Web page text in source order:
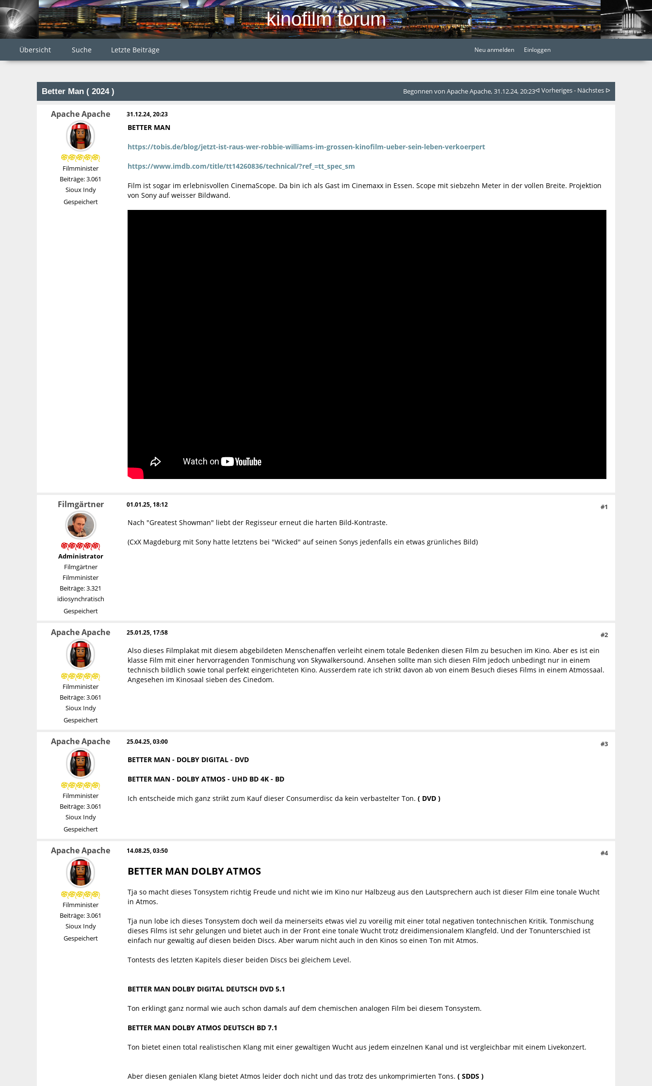
kinofilm forum
Übersicht Suche Letzte Beiträge Neu anmelden Einloggen
Better Man ( 2024 ) Begonnen von Apache Apache, 31.12.24, 20:23ᐊ Vorheriges- Nächstes ᐅ
Apache Apache
Filmminister
Beiträge: 3.061
Sioux Indy
Gespeichert
31.12.24, 20:23
BETTER MAN
https://tobis.de/blog/jetzt-ist-raus-wer-robbie-williams-im-grossen-kinofilm-ueber-sein-leben-verkoerpert
https://www.imdb.com/title/tt14260836/technical/?ref_=tt_spec_sm
Film ist sogar im erlebnisvollen CinemaScope. Da bin ich als Gast im Cinemaxx in Essen. Scope mit siebzehn Meter in der vollen Breite. Projektion
von Sony auf weisser Bildwand.
Filmgärtner
Administrator
Filmgärtner
Filmminister
Beiträge: 3.321
idiosynchratisch
Gespeichert
01.01.25, 18:12 #1
Nach "Greatest Showman" liebt der Regisseur erneut die harten Bild-Kontraste.
(CxX Magdeburg mit Sony hatte letztens bei "Wicked" auf seinen Sonys jedenfalls ein etwas grünliches Bild)
Apache Apache
Filmminister
Beiträge: 3.061
Sioux Indy
Gespeichert
25.01.25, 17:58 #2
Also dieses Filmplakat mit diesem abgebildeten Menschenaffen verleiht einem totale Bedenken diesen Film zu besuchen im Kino. Aber es ist ein
klasse Film mit einer hervorragenden Tonmischung von Skywalkersound. Ansehen sollte man sich diesen Film jedoch unbedingt nur in einem
technisch bildlich sowie tonal perfekt eingerichteten Kino. Ausserdem rate ich strikt davon ab von einem Besuch dieses Films in einem Atmossaal.
Angesehen im Kinosaal sieben des Cinedom.
Apache Apache
Filmminister
Beiträge: 3.061
Sioux Indy
Gespeichert
25.04.25, 03:00 #3
BETTER MAN - DOLBY DIGITAL - DVD
BETTER MAN - DOLBY ATMOS - UHD BD 4K - BD
Ich entscheide mich ganz strikt zum Kauf dieser Consumerdisc da kein verbastelter Ton. ( DVD )
Apache Apache
Filmminister
Beiträge: 3.061
Sioux Indy
Gespeichert
14.08.25, 03:50 #4
BETTER MAN DOLBY ATMOS
Tja so macht dieses Tonsystem richtig Freude und nicht wie im Kino nur Halbzeug aus den Lautsprechern auch ist dieser Film eine tonale Wucht
in Atmos.
Tja nun lobe ich dieses Tonsystem doch weil da meinerseits etwas viel zu voreilig mit einer total negativen tontechnischen Kritik. Tonmischung
dieses Films ist sehr gelungen und bietet auch in der Front eine tonale Wucht trotz dreidimensionalem Klangfeld. Und der Tonunterschied ist
einfach nur gewaltig auf diesen beiden Discs. Aber warum nicht auch in den Kinos so einen Ton mit Atmos.
Tontests des letzten Kapitels dieser beiden Discs bei gleichem Level.
BETTER MAN DOLBY DIGITAL DEUTSCH DVD 5.1
Ton erklingt ganz normal wie auch schon damals auf dem chemischen analogen Film bei diesem Tonsystem.
BETTER MAN DOLBY ATMOS DEUTSCH BD 7.1
Ton bietet einen total realistischen Klang mit einer gewaltigen Wucht aus jedem einzelnen Kanal und ist vergleichbar mit einem Livekonzert.
Aber diesen genialen Klang bietet Atmos leider doch nicht und das trotz des unkomprimierten Tons. ( SDDS )